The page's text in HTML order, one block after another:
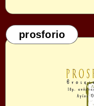
prosforio